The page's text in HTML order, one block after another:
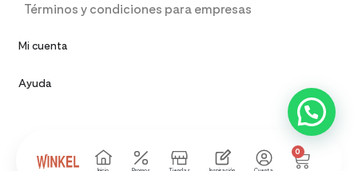
0
Términos y condiciones para empresas
Mi cuenta
Ayuda